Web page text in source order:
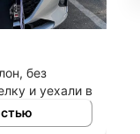
без
и уехали в